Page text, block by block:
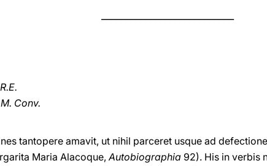
Conv.
tantopere amavit, ut nihil parceret usque ad
Maria Alacoque,Autobiographia 92). His in verbis